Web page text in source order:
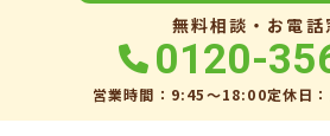
無料相談・お電話
0120-
営業時間：9:45〜18:00定休日